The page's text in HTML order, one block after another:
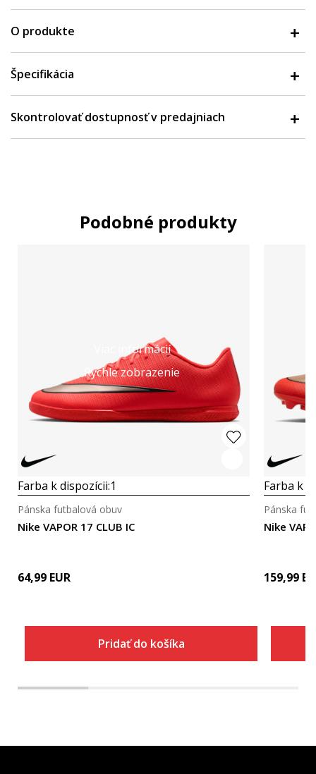
O produkte
Špecifikácia
Skontrolovať dostupnosť v predajniach
Podobné produkty
Viac informácií
Rýchle zobrazenie
Farba k dispozícii:1
Nike VAPOR 17 CLUB IC
Pánska futbalová obuv
64,99 EUR
Pridať do košíka
Farba k
Nike
Pánska
159,99